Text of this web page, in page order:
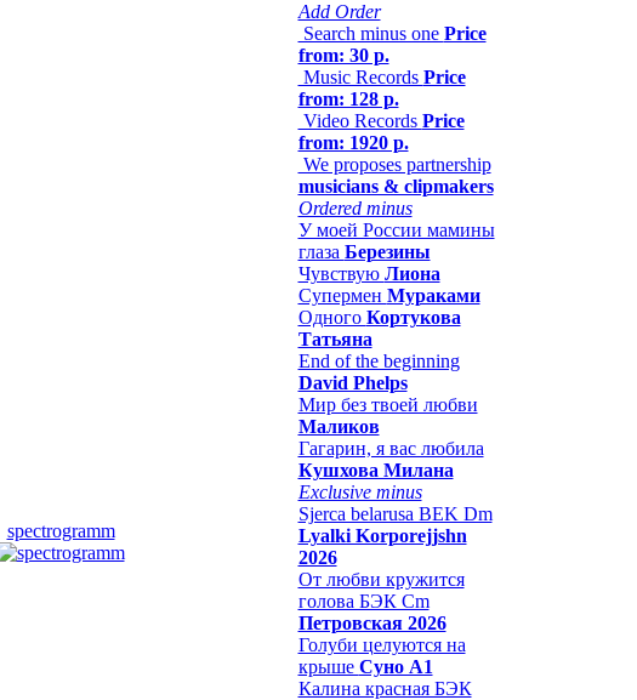
spectrogramm
Add Order
Search minus one Price
from: 30 р.
Music Records Price
from: 128 р.
Video Records Price
from: 1920 р.
We proposes partnership
musicians & clipmakers
Ordered minus
У моей России мамины
глаза Березины
Чувствую Лиона
Супермен Мураками
Одного Кортукова
Татьяна
End of the beginning
David Phelps
Мир без твоей любви
Маликов
Гагарин, я вас любила
Кушхова Милана
Exclusive minus
Sjerca belarusa BEK Dm
Lyalki Korporejjshn
2026
От любви кружится
голова БЭК Cm
Петровская 2026
Голуби целуются на
крыше Суно А1
Калина красная БЭК